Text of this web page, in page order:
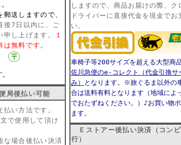
送しますので、
後7日以内に、ご
し上げます。
１
無料です。
局後払い可能
い方法です。
で使用して頂け
な場合 後払い決済
しますので、商品お届けの際、ク
ドライバーに直接代金を現金でお
い。
車椅子等200サイズを超える大型商
佐川急便のe-コレクト（代金引換サ
み）
となります。※旅ぐるま以外の
合は送料有料となります（地域によ
でおたずねください。） ♪お買い物
ます。
Ｅストアー後払い決済（コン
行）